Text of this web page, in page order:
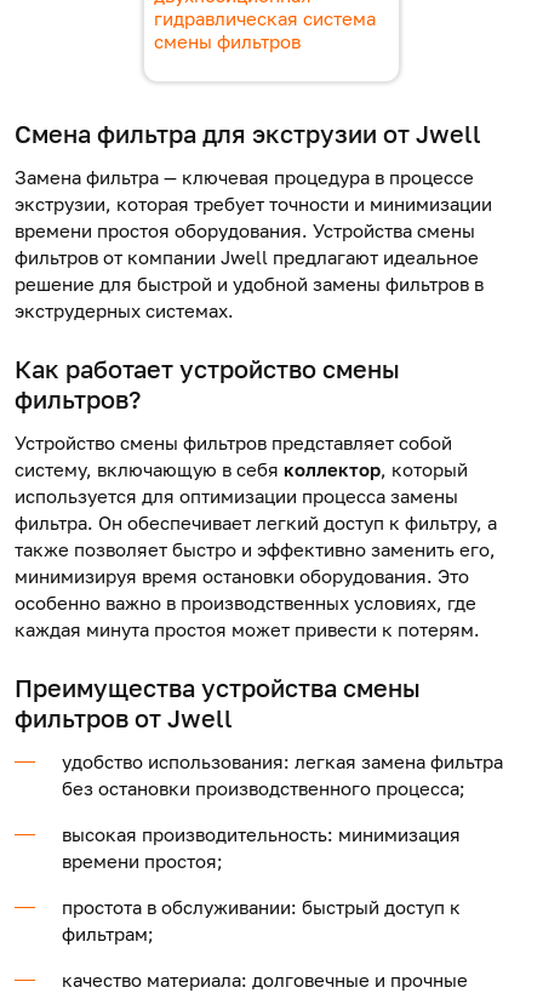
гидравлическая система
смены фильтров
Смена фильтра для экструзии от Jwell
Замена фильтра — ключевая процедура в процессе
экструзии, которая требует точности и минимизации
времени простоя оборудования. Устройства смены
фильтров от компании Jwell предлагают идеальное
решение для быстрой и удобной замены фильтров в
экструдерных системах.
Как работает устройство смены
фильтров?
Устройство смены фильтров представляет собой
систему, включающую в себя коллектор , который
используется для оптимизации процесса замены
фильтра. Он обеспечивает легкий доступ к фильтру, а
также позволяет быстро и эффективно заменить его,
минимизируя время остановки оборудования. Это
особенно важно в производственных условиях, где
каждая минута простоя может привести к потерям.
Преимущества устройства смены
фильтров от Jwell
удобство использования: легкая замена фильтра
без остановки производственного процесса;
высокая производительность: минимизация
времени простоя;
простота в обслуживании: быстрый доступ к
фильтрам;
качество материала: долговечные и прочные